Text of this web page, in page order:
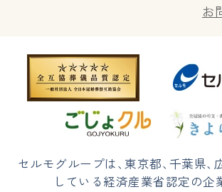
お
セルモグループは、東京都、 千葉県、
している経済産業省認定の企